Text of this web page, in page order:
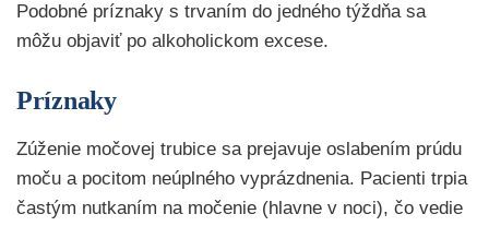
Podobné príznaky s trvaním do jedného týždňa sa
môžu objaviť po alkoholickom excese.
Príznaky
Zúženie močovej trubice sa prejavuje oslabením prúdu
moču a pocitom neúplného vyprázdnenia. Pacienti trpia
častým nutkaním na močenie (hlavne v noci), čo vedie